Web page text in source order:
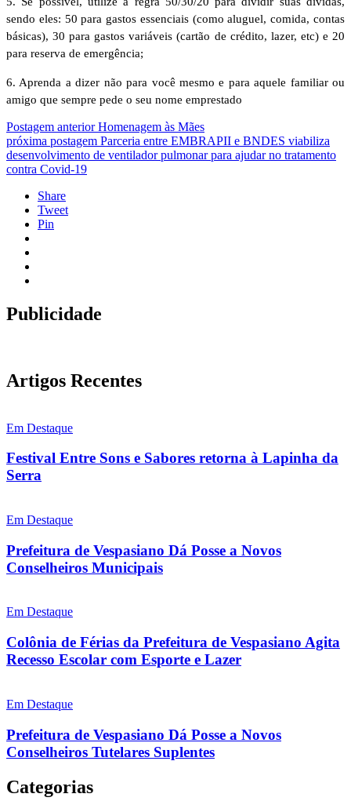
sendo eles: 50 para gastos essenciais (como aluguel, comida, contas
básicas), 30 para gastos variáveis (cartão de crédito, lazer, etc) e 20
para reserva de emergência;
6. Aprenda a dizer não para você mesmo e para aquele familiar ou
amigo que sempre pede o seu nome emprestado
Postagem anterior Homenagem às Mães
próxima postagem Parceria entre EMBRAPII e BNDES viabiliza
desenvolvimento de ventilador pulmonar para ajudar no tratamento
contra Covid-19
Share
Tweet
Pin
Publicidade
Artigos Recentes
Em Destaque
Festival Entre Sons e Sabores retorna à Lapinha da
Serra
Em Destaque
Prefeitura de Vespasiano Dá Posse a Novos
Conselheiros Municipais
Em Destaque
Colônia de Férias da Prefeitura de Vespasiano Agita
Recesso Escolar com Esporte e Lazer
Em Destaque
Prefeitura de Vespasiano Dá Posse a Novos
Conselheiros Tutelares Suplentes
Categorias